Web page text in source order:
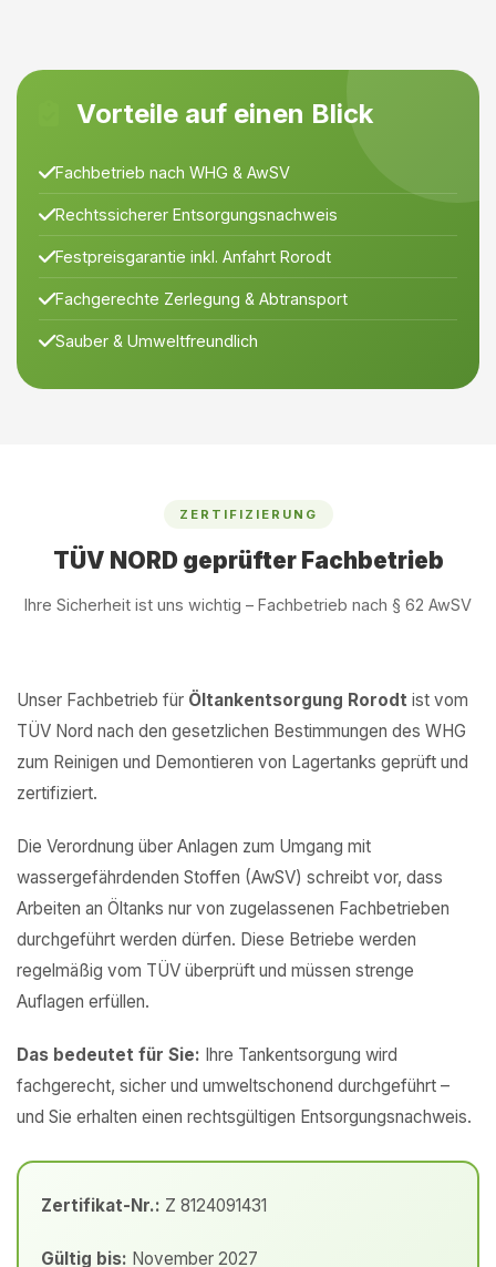
Vorteile auf einen Blick
Fachbetrieb nach WHG & AwSV
Rechtssicherer Entsorgungsnachweis
Festpreisgarantie inkl. Anfahrt Rorodt
Fachgerechte Zerlegung & Abtransport
Sauber & Umweltfreundlich
ZERTIFIZIERUNG
TÜV NORD geprüfter Fachbetrieb
Ihre Sicherheit ist uns wichtig – Fachbetrieb nach § 62 AwSV
Unser Fachbetrieb für Öltankentsorgung Rorodt ist vom
TÜV Nord nach den gesetzlichen Bestimmungen des WHG
zum Reinigen und Demontieren von Lagertanks geprüft und
zertifiziert.
Die Verordnung über Anlagen zum Umgang mit
wassergefährdenden Stoffen (AwSV) schreibt vor, dass
Arbeiten an Öltanks nur von zugelassenen Fachbetrieben
durchgeführt werden dürfen. Diese Betriebe werden
regelmäßig vom TÜV überprüft und müssen strenge
Auflagen erfüllen.
Das bedeutet für Sie: Ihre Tankentsorgung wird
fachgerecht, sicher und umweltschonend durchgeführt –
und Sie erhalten einen rechtsgültigen Entsorgungsnachweis.
Zertifikat-Nr.: Z 8124091431
Gültig bis: November 2027